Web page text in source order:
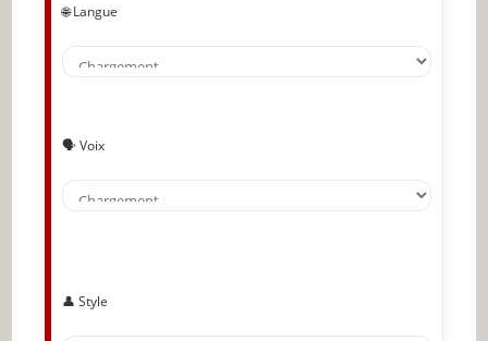
🌐 Langue
🗣️ Voix
👤 Style